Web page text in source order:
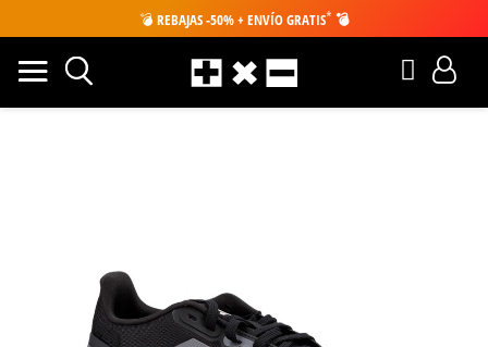
💣 REBAJAS -50% + ENVÍO GRATIS* 💣